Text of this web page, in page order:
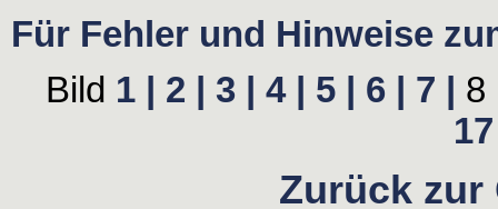
Für Fehler und Hinweise
Bild 1 | 2 | 3 | 4 | 5 | 6 | 7 |
Zurück zur